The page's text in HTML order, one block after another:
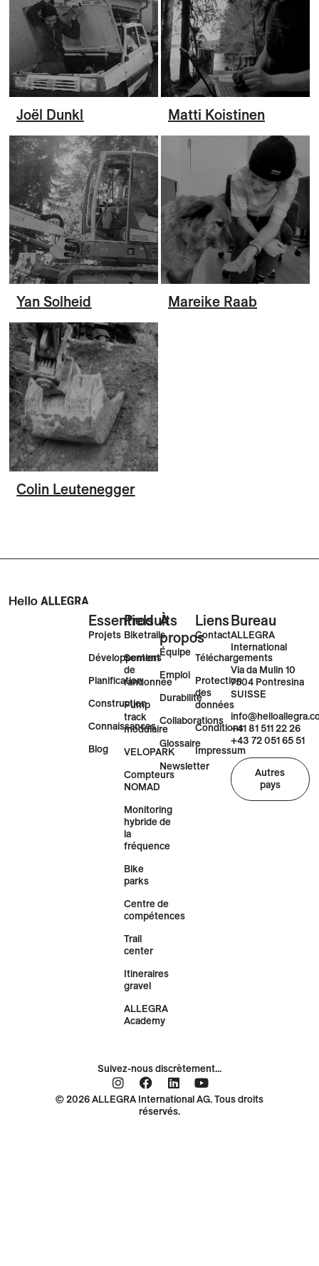
Joël Dunkl Matti Koistinen
Yan Solheid Mareike Raab
Colin Leutenegger
Essentiels
Projets
Développement
Planification
Construction
Connaissances
Blog
Produits
Biketrails
Sentiers
de
randonnée
Pump
track
modulaire
VELOPARK
Compteurs
NOMAD
Monitoring
hybride de
la
fréquence
Bike
parks
Centre de
compétences
Trail
center
Itineraires
gravel
ALLEGRA
Academy
À
propos
Équipe
Emploi
Durabilité
Collaborations
Glossaire
Newsletter
Liens
Contact
Téléchargements
Protection
des
données
Conditions
Impressum
Bureau
ALLEGRA
International
Via da Mulin 10
7504 Pontresina
SUISSE
+41 81 511 22 26
+43 72 051 65 51
Autres
pays
Suivez-nous discrètement...
© 2026 ALLEGRA International AG. Tous droits
réservés.